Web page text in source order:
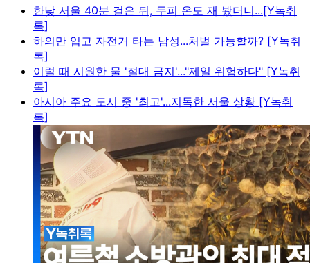
한낮 서울 40분 걸은 뒤, 두피 온도 재 봤더니...[Y녹취
록]
하의만 입고 자전거 타는 남성...처벌 가능할까? [Y녹취
록]
이럴 때 시원한 물 '절대 금지'..."제일 위험하다" [Y녹취
록]
아시아 주요 도시 중 '최고'...지독한 서울 상황 [Y녹취
록]